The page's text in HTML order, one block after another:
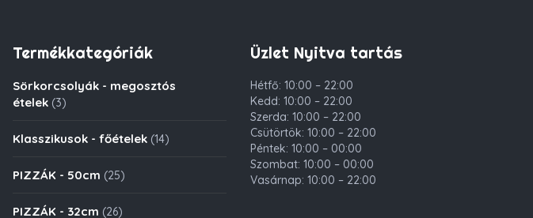
Termékkategóriák
Sörkorcsolyák - megosztós
ételek (3)
Klasszikusok - főételek (14)
PIZZÁK - 50cm (25)
PIZZÁK - 32cm (26)
Üzlet Nyitva tartás
Hétfő: 10:00 – 22:00
Kedd: 10:00 – 22:00
Szerda: 10:00 – 22:00
Csütörtök: 10:00 – 22:00
Péntek: 10:00 – 00:00
Szombat: 10:00 – 00:00
Vasárnap: 10:00 – 22:00